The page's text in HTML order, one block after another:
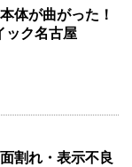
体が曲がった！
ック名古屋
割れ・表示不良